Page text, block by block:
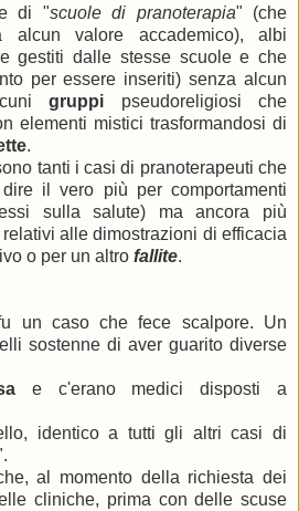
di "scuole di pranoterapia" (che
alcun valore accademico), albi
gestiti dalle stesse scuole e che
per essere inseriti) senza alcun
gruppi pseudoreligiosi che
elementi mistici trasformandosi di
.
tanti i casi di pranoterapeuti che
il vero più per comportamenti
sulla salute) ma ancora più
alle dimostrazioni di efficacia
o per un altro fallite.
un caso che fece scalpore. Un
sostenne di aver guarito diverse
e c'erano medici disposti a
identico a tutti gli altri casi di
al momento della richiesta dei
cliniche, prima con delle scuse